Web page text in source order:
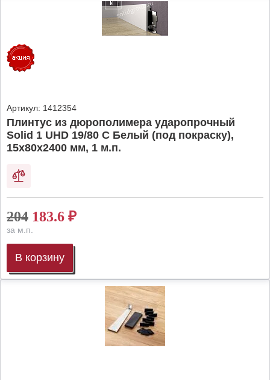
Артикул: 1412354
Плинтус из дюрополимера ударопрочный
Solid 1 UHD 19/80 C Белый (под покраску),
15х80х2400 мм, 1 м.п.
204 183.6 ₽
за м.п.
В корзину